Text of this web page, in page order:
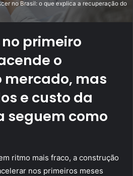
no Brasil: o que explica a recuperação do
no primeiro
o
mercado, mas
e custo da
seguem como
ritmo mais fraco, a construção
nos primeiros meses